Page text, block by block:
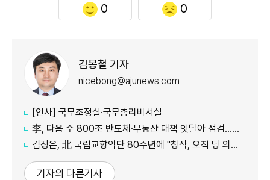
0 0
김봉철 기자
nicebong@ajunews.com
[인사] 국무조정실·국무총리비서실
李, 다음 주 800조 반도체·부동산 대책 잇달아 점검…어떤 얘기 오갈까
김정은, 北 국립교향악단 80주년에 "창작, 오직 당 의도대로 진행"
기자의 다른기사